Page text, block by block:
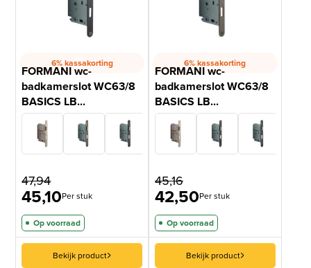
6% kassakorting
FORMANI wc-
badkamerslot WC63/8
BASICS LB...
47,94
45,10Per stuk
Op voorraad
Bekijk product
6% kassakorting
FORMANI wc-
badkamerslot WC63/8
BASICS LB...
45,16
42,50Per stuk
Op voorraad
Bekijk product